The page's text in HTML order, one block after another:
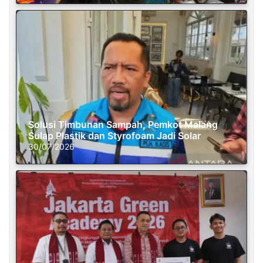
Solusi Timbunan Sampah, Pemkot Malang
Sulap Plastik dan Styrofoam Jadi Solar
30/07/2026